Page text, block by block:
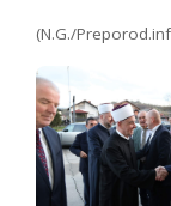
(N.G./